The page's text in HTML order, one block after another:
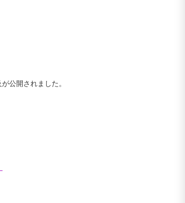
公開されました。